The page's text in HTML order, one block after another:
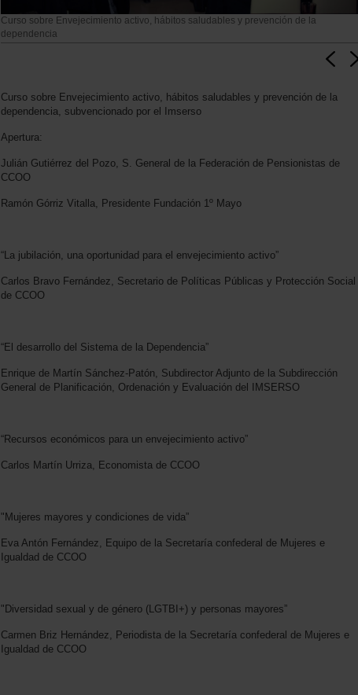
Curso sobre Envejecimiento activo, hábitos saludables y prevención de la
dependencia
Curso sobre Envejecimiento activo, hábitos saludables y prevención de la
dependencia, subvencionado por el Imserso
Apertura:
Julián Gutiérrez del Pozo, S. General de la Federación de Pensionistas de
CCOO
Ramón Górriz Vitalla, Presidente Fundación 1º Mayo
“La jubilación, una oportunidad para el envejecimiento activo”
Carlos Bravo Fernández, Secretario de Políticas Públicas y Protección Social
de CCOO
“El desarrollo del Sistema de la Dependencia”
Enrique de Martín Sánchez-Patón, Subdirector Adjunto de la Subdirección
General de Planificación, Ordenación y Evaluación del IMSERSO
“Recursos económicos para un envejecimiento activo”
Carlos Martín Urriza, Economista de CCOO
"Mujeres mayores y condiciones de vida”
Eva Antón Fernández, Equipo de la Secretaría confederal de Mujeres e
Igualdad de CCOO
"Diversidad sexual y de género (LGTBI+) y personas mayores”
Carmen Briz Hernández, Periodista de la Secretaría confederal de Mujeres e
Igualdad de CCOO